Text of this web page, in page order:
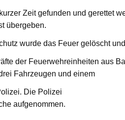
Zeit gefunden und gerettet
übergeben.
wurde das Feuer gelöscht
der Feuerwehreinheiten aus
Fahrzeugen und einem
Die Polizei
aufgenommen.